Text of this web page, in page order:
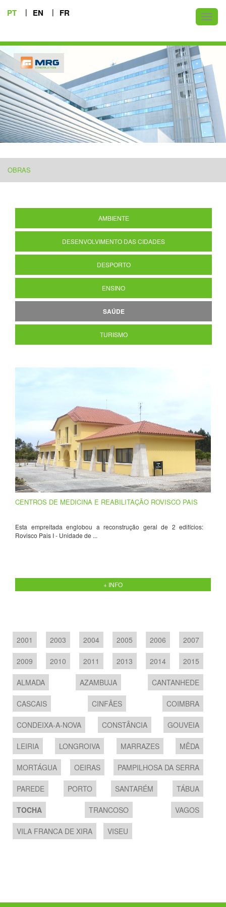
PT EN FR
OBRAS
AMBIENTE
DESENVOLVIMENTO DAS CIDADES
DESPORTO
ENSINO
SAÚDE
TURISMO
CENTROS DE MEDICINA E REABILITAÇÃO ROVISCO PAIS
Esta empreitada englobou a reconstrução geral de 2 edifícios:
Rovisco Pais I - Unidade de ...
+ INFO
2001 2003 2004 2005 2006 2007
2009 2010 2011 2013 2014 2015
ALMADA AZAMBUJA CANTANHEDE
CASCAIS CINFÃES COIMBRA
CONDEIXA-A-NOVA CONSTÂNCIA GOUVEIA
LEIRIA LONGROIVA MARRAZES MÊDA
MORTÁGUA OEIRAS PAMPILHOSA DA SERRA
PAREDE PORTO SANTARÉM TÁBUA
TOCHA TRANCOSO VAGOS
VILA FRANCA DE XIRA VISEU